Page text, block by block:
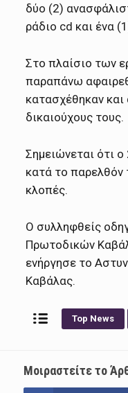
δύο (2)
ράδιο cd και ένα
Στο πλαίσιο των
παραπάνω
κατασχέθηκαν
δικαιούχους τους.
Σημειώνεται ότι
κατά το παρελθόν
κλοπές.
Ο συλληφθείς
Πρωτοδικών
ενήργησε το
Καβάλας.
Top News
Μοιραστείτε το